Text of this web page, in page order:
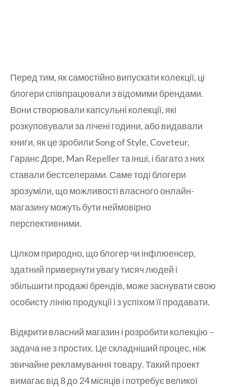
Перед тим, як самостійно випускати колекції, ці
блогери співпрацювали з відомими брендами.
Вони створювали капсульні колекції, які
розкуповували за лічені години, або видавали
книги, як це зробили Song of Style, Coveteur,
Гаранс Доре, Man Repeller та інші, і багато з них
ставали бестселерами. Саме тоді блогери
зрозуміли, що можливості власного онлайн-
магазину можуть бути неймовірно
перспективними.
Цілком природно, що блогер чи інфлюенсер,
здатний привернути увагу тисяч людей і
збільшити продажі брендів, може заснувати свою
особисту лінію продукції і з успіхом її продавати.
Відкрити власний магазин і розробити колекцію –
задача не з простих. Це складніший процес, ніж
звичайне рекламування товару. Такий проект
вимагає від 8 до 24 місяців і потребує великої